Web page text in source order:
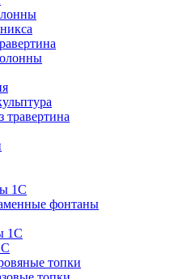
травертина
1C
фонтаны
1С
топки